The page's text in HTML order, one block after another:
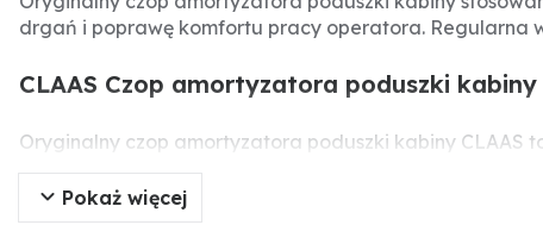
drgań i poprawę komfortu pracy operatora. Regularna
CLAAS Czop amortyzatora poduszki
Oryginalny czop amortyzatora poduszki kabiny CLAAS
drgań i wstrząsów, zapewniając komfortową pracę
eksploatacji maszyny.
Pokaż więcej